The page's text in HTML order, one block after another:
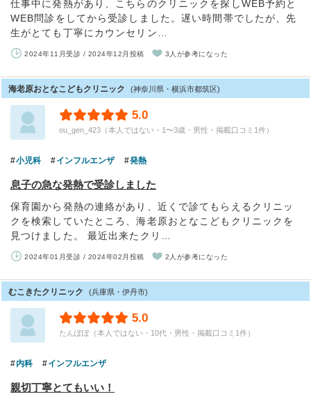
仕事中に発熱があり、こちらのクリニックを探しWEB予約と
WEB問診をしてから受診しました。遅い時間帯でしたが、先
生がとても丁寧にカウンセリン…
2024年11月受診 / 2024年12月投稿 3人が参考になった
海老原おとなこどもクリニック (神奈川県・横浜市都筑区)
5.0
ou_gen_423（本人ではない・1〜3歳・男性・掲載口コミ1件）
小児科 インフルエンザ 発熱
息子の急な発熱で受診しました
保育園から発熱の連絡があり、近くで診てもらえるクリニッ
クを検索していたところ、海老原おとなこどもクリニックを
見つけました。 最近出来たクリ…
2024年01月受診 / 2024年02月投稿 2人が参考になった
むこきたクリニック (兵庫県・伊丹市)
5.0
たんぽぽ（本人ではない・10代・男性・掲載口コミ1件）
内科 インフルエンザ
親切丁寧とてもいい！